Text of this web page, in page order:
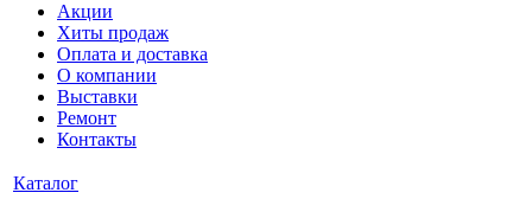
Акции
Хиты продаж
Оплата и доставка
О компании
Выставки
Ремонт
Контакты
Каталог